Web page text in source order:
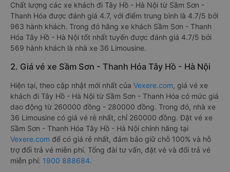
Chất lượng các xe khách đi Tây Hồ - Hà Nội từ Sầm Sơn -
Thanh Hóa được đánh giá 4.7, với điểm trung bình là 4.7/5 bởi
963 hành khách. Trong đó hãng xe khách Sầm Sơn - Thanh
Hóa Tây Hồ - Hà Nội tốt nhất tuyến được đánh giá 4.7/5 bởi
569 hành khách là nhà xe 36 Limousine.
2. Giá vé xe Sầm Sơn - Thanh Hóa Tây Hồ - Hà Nội
Hiện tại, theo cập nhật mới nhất của Vexere.com, giá vé xe
khách đi Tây Hồ - Hà Nội từ Sầm Sơn - Thanh Hóa có mức giá
dao động từ 260000 đồng - 280000 đồng. Trong đó, nhà xe
36 Limousine có giá vé rẻ nhất, chỉ 260000 đồng. Đặt vé xe
Sầm Sơn - Thanh Hóa Tây Hồ - Hà Nội chính hãng tại
Vexere.com để có giá rẻ nhất, đảm bảo giữ chỗ 100% và hỗ
trợ đổi trả vé miễn phí. Tổng đài tư vấn, đặt vé và đổi trả vé
miễn phí: 1900 888684.